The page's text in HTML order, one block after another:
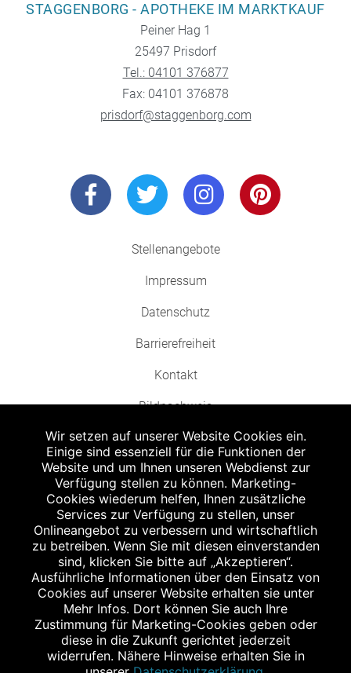
STAGGENBORG - APOTHEKE IM MARKTKAUF
Peiner Hag 1
25497 Prisdorf
Tel.: 04101 376877
Fax: 04101 376878
prisdorf@staggenborg.com
Stellenangebote
Impressum
Datenschutz
Barrierefreiheit
Kontakt
Bildnachweis
Abgabe in haushaltsüblichen Mengen, solange der Vorrat reicht. Für Druck-
und Satzfehler keine Haftung.
Zu Risiken und Nebenwirkungen lesen Sie die Packungsbeilage und fragen
Sie Ihren Arzt oder Apotheker.
Angabe nach der deutschen Arzneimitteltaxe Apothekenerstattungspreis
(AEP). Der AEP ist keine unverbindliche Preisempfehlung der Hersteller. Der
AEP ist ein von den Apotheken in Ansatz gebrachter Preis für rezeptfreie
Arzneimittel. Er entspricht in der Höhe dem für Apotheken verbindlichen
Abgabepreis, zu dem eine Apotheke in bestimmten Fällen (z.B. bei Kindern
unter 12 Jahren) das Produkt mit der gesetzlichen Krankenversicherung
abrechnet. Der AEP ist der allgemeine Erstattungspreis im Falle einer
Kostenübernahme durch die gesetzlichen Krankenkassen, vor Abzug eines
Zwangsrabattes (zur Zeit 5%) nach §130 Abs. 1 SGB V.
Wir setzen auf unserer Website Cookies ein.
Einige sind essenziell für die Funktionen der
Website und um Ihnen unseren Webdienst zur
Verfügung stellen zu können. Marketing-
Cookies wiederum helfen, Ihnen zusätzliche
Services zur Verfügung zu stellen, unser
Onlineangebot zu verbessern und wirtschaftlich
zu betreiben. Wenn Sie mit diesen einverstanden
sind, klicken Sie bitte auf „Akzeptieren“.
Ausführliche Informationen über den Einsatz von
Cookies auf unserer Website erhalten sie unter
Mehr Infos. Dort können Sie auch Ihre
Zustimmung für Marketing-Cookies geben oder
diese in die Zukunft gerichtet jederzeit
widerrufen. Nähere Hinweise erhalten Sie in